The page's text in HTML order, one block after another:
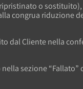
o
congrua riduzione
dal Cliente nella
sezione